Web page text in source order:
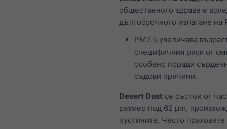
общественото здраве е
дългосрочното излагане на
PM2.5 увеличава
специфичния риск от
особено поради
съдови причини.
Desert Dust се състои от
размер под 62 μm,
пустините. Често